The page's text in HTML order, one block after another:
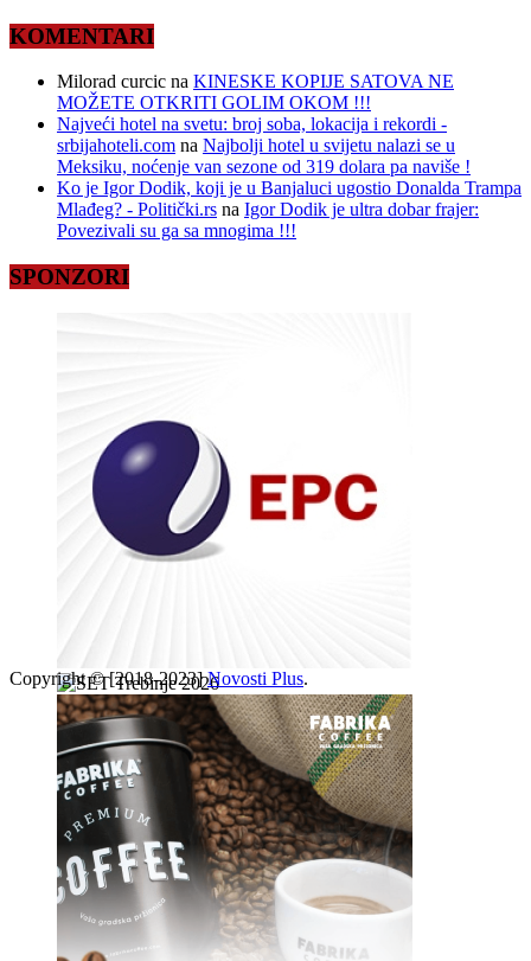
KOMENTARI
Milorad curcic na KINESKE KOPIJE SATOVA NE
MOŽETE OTKRITI GOLIM OKOM !!!
Najveći hotel na svetu: broj soba, lokacija i rekordi -
srbijahoteli.com na Najbolji hotel u svijetu nalazi se u
Meksiku, noćenje van sezone od 319 dolara pa naviše !
Ko je Igor Dodik, koji je u Banjaluci ugostio Donalda Trampa
Mlađeg? - Politički.rs na Igor Dodik je ultra dobar frajer:
Povezivali su ga sa mnogima !!!
SPONZORI
Copyright © [2018-2023]Novosti Plus.